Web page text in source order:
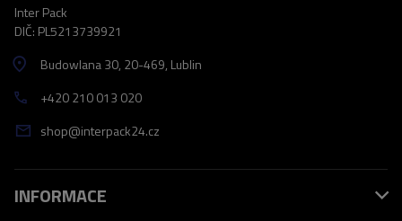
Inter Pack
DIČ: PL5213739921
Budowlana 30, 20-469, Lublin
+420 210 013 020
shop@interpack24.cz
INFORMACE